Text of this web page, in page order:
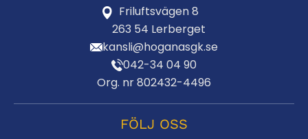
Friluftsvägen 8
263 54 Lerberget
kansli@hoganasgk.se
042-34 04 90
Org. nr 802432-4496
FÖLJ OSS